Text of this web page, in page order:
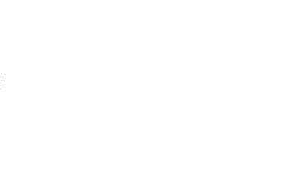
d'application Apple
génération